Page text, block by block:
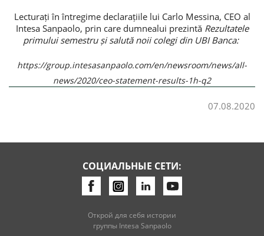
Lecturați în întregime declarațiile lui Carlo Messina, CEO al
Intesa Sanpaolo, prin care dumnealui prezintă Rezultatele
primului semestru și salută noii colegi din UBI Banca:
https://group.intesasanpaolo.com/en/newsroom/news/all-
news/2020/ceo-statement-results-1h-q2
07.08.2020
СОЦИАЛЬНЫЕ СЕТИ:
Открой для себя истории
группы Intesa Sanpaolo